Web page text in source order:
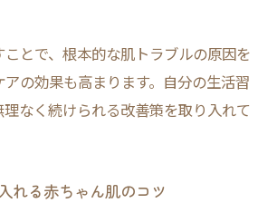
とで、根本的な肌トラブルの原因を
の効果も高まります。自分の生活習
なく続けられる改善策を取り入れて
れる赤ちゃん肌のコツ